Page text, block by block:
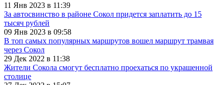
11 Янв 2023 в 11:39
За автосвинство в районе Сокол придется заплатить до 15
тысяч рублей
09 Янв 2023 в 09:58
В топ самых популярных маршрутов вошел маршрут трамвая
через Сокол
29 Дек 2022 в 11:38
Жители Сокола смогут бесплатно проехаться по украшенной
столице